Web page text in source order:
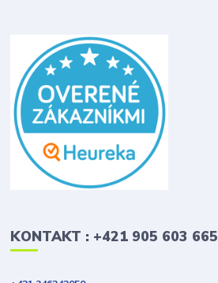
KONTAKT : +421 905 603 665